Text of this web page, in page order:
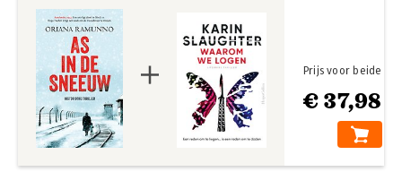
€ 37,98
Prijs voor beide